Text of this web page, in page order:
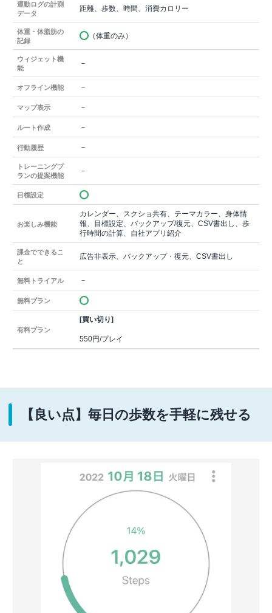
運動ログの計測
データ
距離、歩数、時間、消費カロリー
体重・体脂肪の
記録
（体重のみ）
ウィジェット機
能
－
オフライン機能 －
マップ表示 －
ルート作成 －
行動履歴 －
トレーニングプ
ランの提案機能
－
目標設定
お楽しみ機能
カレンダー、スクショ共有、テーマカラー、身体情
報、目標設定、バックアップ/復元、CSV書出し、歩
行時間の計算、自社アプリ紹介
課金でできるこ
と
広告非表示、バックアップ・復元、CSV書出し
無料トライアル －
無料プラン
有料プラン
[買い切り]
550円/プレイ
【良い点】毎日の歩数を手軽に残せる